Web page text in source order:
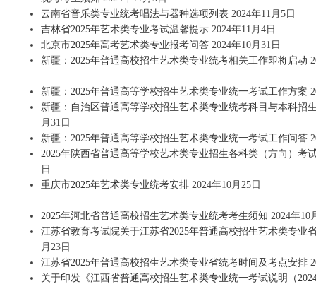
云南省音乐类专业统考唱法与器种选项列表 2024年11月5日
吉林省2025年艺术类专业考试温馨提示2024年11月4日
北京市2025年高考艺术类专业报考问答2024年10月31日
新疆：2025年普通高校招生艺术类专业统考相关工作即将启动
新疆：2025年普通高等学校招生艺术类专业统一考试工作方案
新疆：自治区普通高等学校招生艺术类专业统考科目与本科招
月31日
新疆：2025年普通高等学校招生艺术类专业统一考试工作问答
2025年陕西省普通高等学校艺术类专业招生各科类（方向）考
日
重庆市2025年艺术类专业统考安排2024年10月25日
2025年河北省普通高校招生艺术类专业统考考生须知 2024年10
江苏省教育考试院关于江苏省2025年普通高校招生艺术类专业
月23日
江苏省2025年普通高校招生艺术类专业省统考时间及考点安排
关于印发《江西省普通高校招生艺术类专业统一考试说明（